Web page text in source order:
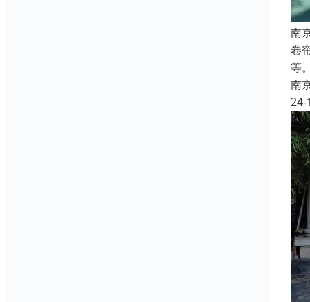
南
卷
等
南
24-